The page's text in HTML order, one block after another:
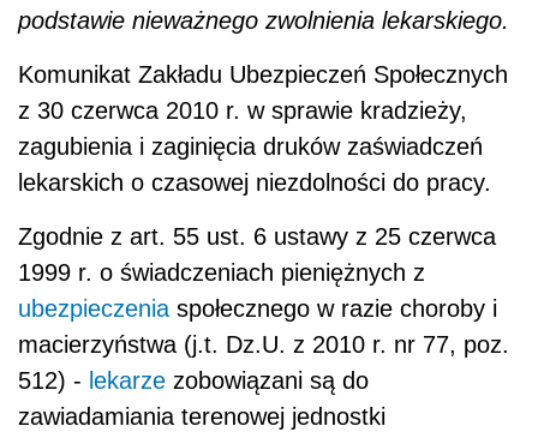
podstawie nieważnego zwolnienia lekarskiego.
Komunikat Zakładu Ubezpieczeń Społecznych
z 30 czerwca 2010 r. w sprawie kradzieży,
zagubienia i zaginięcia druków zaświadczeń
lekarskich o czasowej niezdolności do pracy.
Zgodnie z art. 55 ust. 6 ustawy z 25 czerwca
1999 r. o świadczeniach pieniężnych z
ubezpieczenia społecznego w razie choroby i
macierzyństwa (j.t. Dz.U. z 2010 r. nr 77, poz.
512) - lekarze zobowiązani są do
zawiadamiania terenowej jednostki